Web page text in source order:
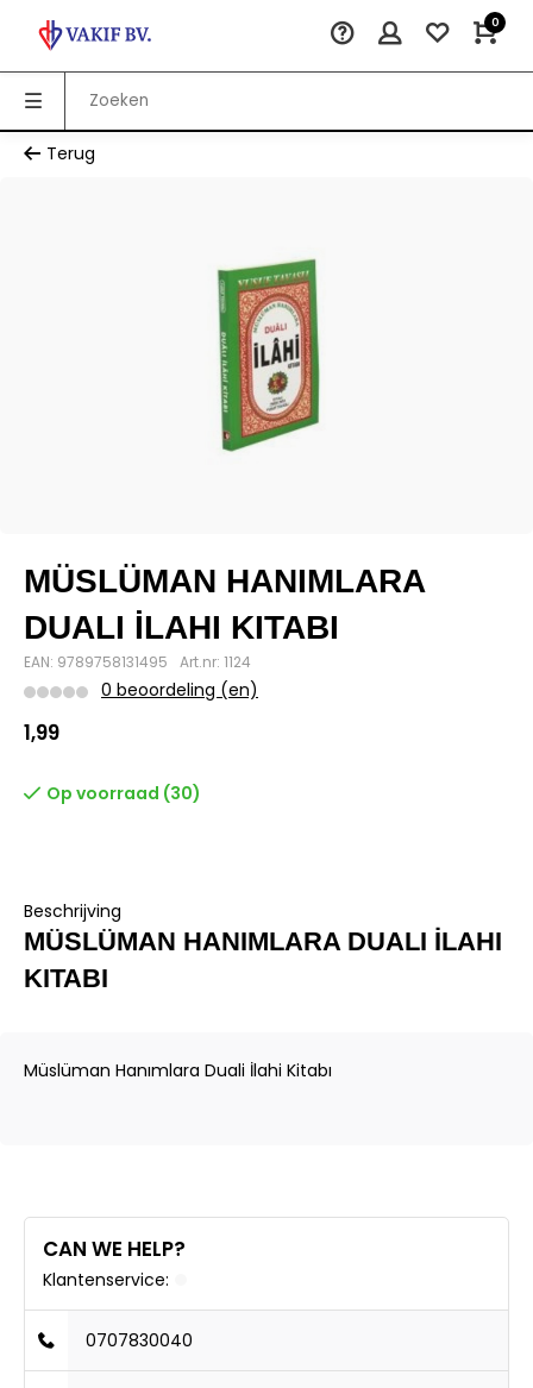
0
Terug
MÜSLÜMAN HANIMLARA
DUALI İLAHI KITABI
EAN: 9789758131495 Art.nr: 1124
0 beoordeling (en)
1,99
Op voorraad (30)
Beschrijving
MÜSLÜMAN HANIMLARA DUALI İLAHI
KITABI
Müslüman Hanımlara Duali İlahi Kitabı
CAN WE HELP?
Klantenservice:
0707830040